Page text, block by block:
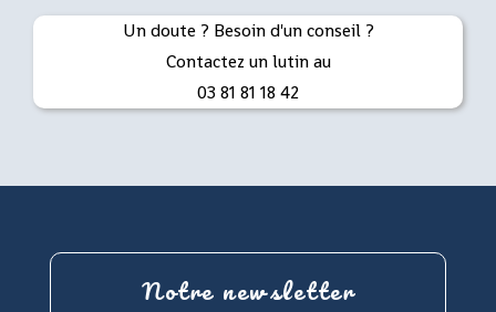
Un doute ? Besoin d'un conseil ?
Contactez un lutin au
03 81 81 18 42
Notre newsletter